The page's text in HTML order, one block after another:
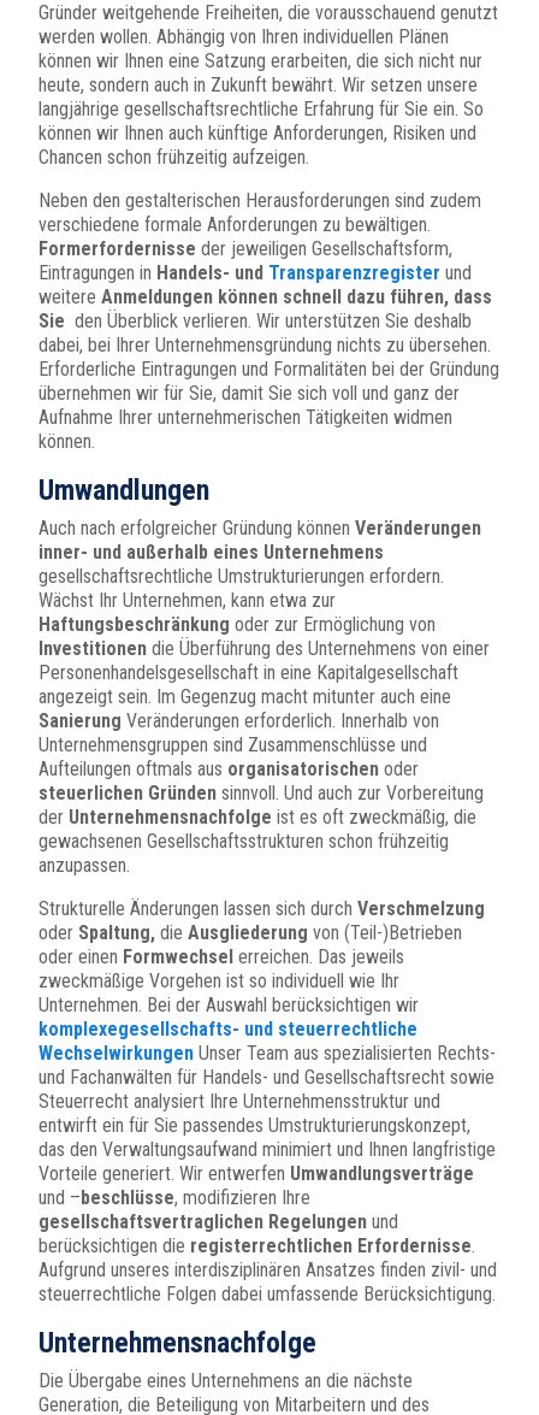
Gründer weitgehende Freiheiten, die vorausschauend genutzt
werden wollen. Abhängig von Ihren individuellen Plänen
können wir Ihnen eine Satzung erarbeiten, die sich nicht nur
heute, sondern auch in Zukunft bewährt. Wir setzen unsere
langjährige gesellschaftsrechtliche Erfahrung für Sie ein. So
können wir Ihnen auch künftige Anforderungen, Risiken und
Chancen schon frühzeitig aufzeigen.
Neben den gestalterischen Herausforderungen sind zudem
verschiedene formale Anforderungen zu bewältigen.
Formerfordernisse der jeweiligen Gesellschaftsform,
Eintragungen in Handels- und Transparenzregister und
weitere Anmeldungen können schnell dazu führen, dass
Sie den Überblick verlieren. Wir unterstützen Sie deshalb
dabei, bei Ihrer Unternehmensgründung nichts zu übersehen.
Erforderliche Eintragungen und Formalitäten bei der Gründung
übernehmen wir für Sie, damit Sie sich voll und ganz der
Aufnahme Ihrer unternehmerischen Tätigkeiten widmen
können.
Umwandlungen
Auch nach erfolgreicher Gründung können Veränderungen
inner- und außerhalb eines Unternehmens
gesellschaftsrechtliche Umstrukturierungen erfordern.
Wächst Ihr Unternehmen, kann etwa zur
Haftungsbeschränkung oder zur Ermöglichung von
Investitionen die Überführung des Unternehmens von einer
Personenhandelsgesellschaft in eine Kapitalgesellschaft
angezeigt sein. Im Gegenzug macht mitunter auch eine
Sanierung Veränderungen erforderlich. Innerhalb von
Unternehmensgruppen sind Zusammenschlüsse und
Aufteilungen oftmals aus organisatorischen oder
steuerlichen Gründen sinnvoll. Und auch zur Vorbereitung
der Unternehmensnachfolge ist es oft zweckmäßig, die
gewachsenen Gesellschaftsstrukturen schon frühzeitig
anzupassen.
Strukturelle Änderungen lassen sich durch Verschmelzung
oder Spaltung, die Ausgliederung von (Teil-)Betrieben
oder einen Formwechsel erreichen. Das jeweils
zweckmäßige Vorgehen ist so individuell wie Ihr
Unternehmen. Bei der Auswahl berücksichtigen wir
komplexegesellschafts- und steuerrechtliche
Wechselwirkungen Unser Team aus spezialisierten Rechts-
und Fachanwälten für Handels- und Gesellschaftsrecht sowie
Steuerrecht analysiert Ihre Unternehmensstruktur und
entwirft ein für Sie passendes Umstrukturierungskonzept,
das den Verwaltungsaufwand minimiert und Ihnen langfristige
Vorteile generiert. Wir entwerfen Umwandlungsverträge
und –beschlüsse, modifizieren Ihre
gesellschaftsvertraglichen Regelungen und
berücksichtigen die registerrechtlichen Erfordernisse.
Aufgrund unseres interdisziplinären Ansatzes finden zivil- und
steuerrechtliche Folgen dabei umfassende Berücksichtigung.
Unternehmensnachfolge
Die Übergabe eines Unternehmens an die nächste
Generation, die Beteiligung von Mitarbeitern und des